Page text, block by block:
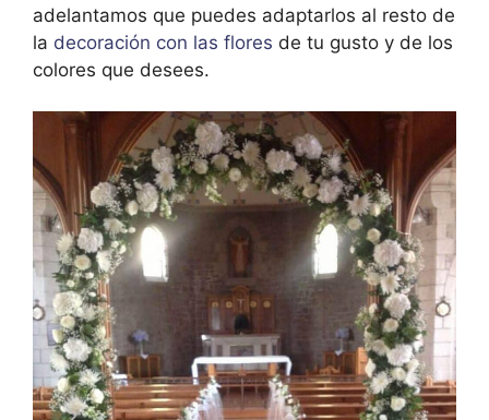
adelantamos que puedes adaptarlos al resto de
la decoración con las flores de tu gusto y de los
colores que desees.